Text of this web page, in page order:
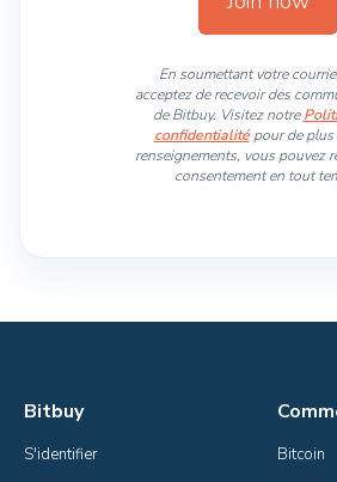
En soumettant votre
acceptez de recevoir des
de Bitbuy. Visitez notre
confidentialitépour de plus
renseignements, vous pouvez
consentement en tout
Bitbuy
S'identifier
Bitcoin